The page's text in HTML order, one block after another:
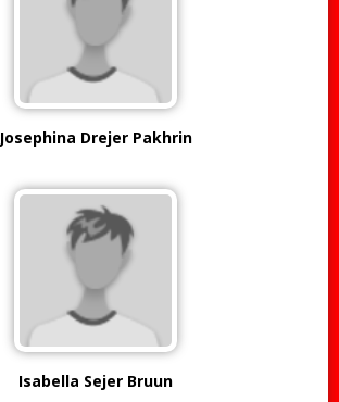
Josephina Drejer Pakhrin
Isabella Sejer Bruun